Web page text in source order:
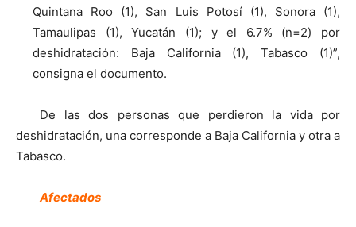
Quintana Roo (1), San Luis Potosí (1), Sonora (1),
Tamaulipas (1), Yucatán (1); y el 6.7% (n=2) por
deshidratación: Baja California (1), Tabasco (1)”,
consigna el documento.
De las dos personas que perdieron la vida por
deshidratación, una corresponde a Baja California y otra a
Tabasco.
Afectados